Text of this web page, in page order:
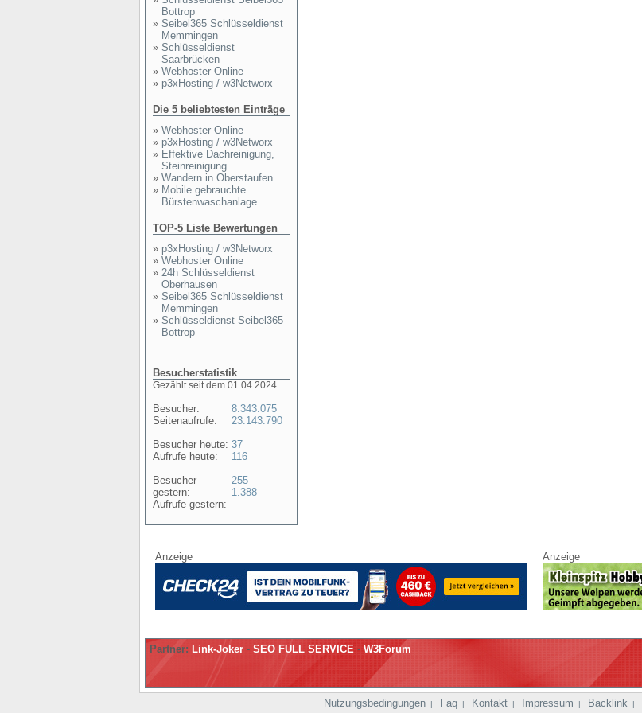
Bottrop
» Seibel365 Schlüsseldienst
Memmingen
» Schlüsseldienst
Saarbrücken
» Webhoster Online
» p3xHosting / w3Networx
Die 5 beliebtesten Einträge
» Webhoster Online
» p3xHosting / w3Networx
» Effektive Dachreinigung,
Steinreinigung
» Wandern in Oberstaufen
» Mobile gebrauchte
Bürstenwaschanlage
TOP-5 Liste Bewertungen
» p3xHosting / w3Networx
» Webhoster Online
» 24h Schlüsseldienst
Oberhausen
» Seibel365 Schlüsseldienst
Memmingen
» Schlüsseldienst Seibel365
Bottrop
Besucherstatistik
Gezählt seit dem 01.04.2024
Besucher:
Seitenaufrufe:
Besucher heute:
Aufrufe heute:
Besucher
gestern:
Aufrufe gestern:
8.343.075
23.143.790
37
116
255
1.388
Anzeige Anzeige
Partner: Link-Joker - SEO FULL SERVICE - W3Forum
Nutzungsbedingungen | Faq | Kontakt | Impressum | Backlink |